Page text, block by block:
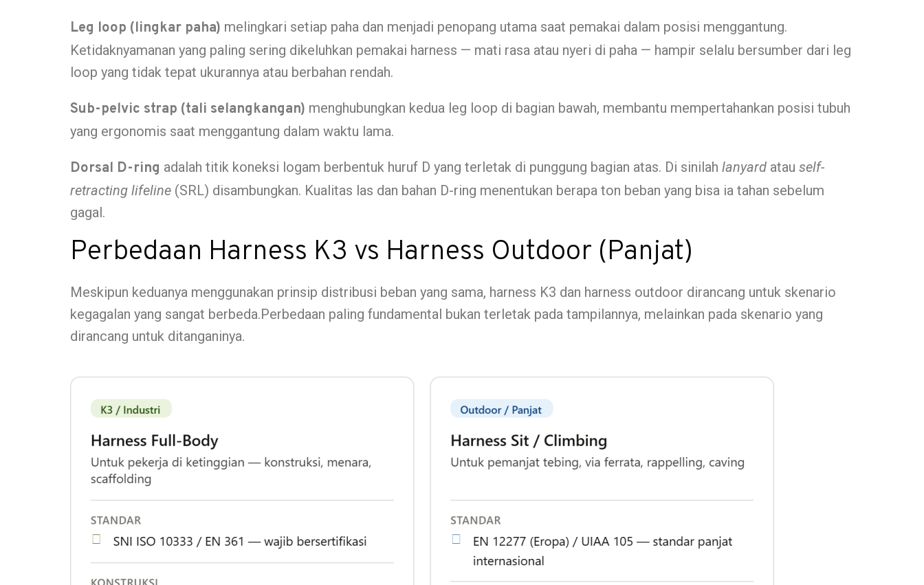
Leg loop (lingkar paha) melingkari setiap paha dan menjadi penopang utama saat pemakai dalam posisi menggantung.
Ketidaknyamanan yang paling sering dikeluhkan pemakai harness — mati rasa atau nyeri di paha — hampir selalu bersumber dari leg
loop yang tidak tepat ukurannya atau berbahan rendah.
Sub-pelvic strap (tali selangkangan) menghubungkan kedua leg loop di bagian bawah, membantu mempertahankan posisi tubuh
yang ergonomis saat menggantung dalam waktu lama.
Dorsal D-ring adalah titik koneksi logam berbentuk huruf D yang terletak di punggung bagian atas. Di sinilah lanyard atau self-
retracting lifeline (SRL) disambungkan. Kualitas las dan bahan D-ring menentukan berapa ton beban yang bisa ia tahan sebelum
gagal.
Perbedaan Harness K3 vs Harness Outdoor (Panjat)
Meskipun keduanya menggunakan prinsip distribusi beban yang sama, harness K3 dan harness outdoor dirancang untuk skenario
kegagalan yang sangat berbeda.Perbedaan paling fundamental bukan terletak pada tampilannya, melainkan pada skenario yang
dirancang untuk ditanganinya.